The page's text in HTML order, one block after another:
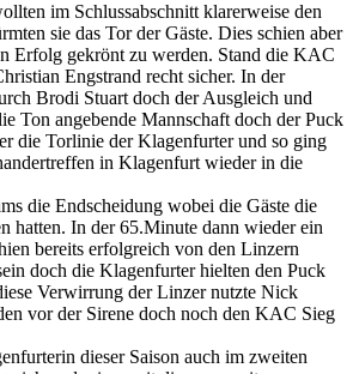
im Schlussabschnitt klarerweise den
sie das Tor der Gäste. Dies schien aber
Erfolg gekrönt zu werden. Stand die KAC
Engstrand recht sicher. In der
Brodi Stuart doch der Ausgleich und
Ton angebende Mannschaft doch der Puck
die Torlinie der Klagenfurter und so ging
in Klagenfurt wieder in die
die Endscheidung wobei die Gäste die
hatten. In der 65.Minute dann wieder ein
bereits erfolgreich von den Linzern
doch die Klagenfurter hielten den Puck
Verwirrung der Linzer nutzte Nick
vor der Sirene doch noch den KAC Sieg
dieser Saison auch im zweiten